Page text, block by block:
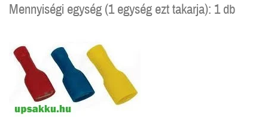
Mennyiségi egység (1 egység ezt takarja): 1 db